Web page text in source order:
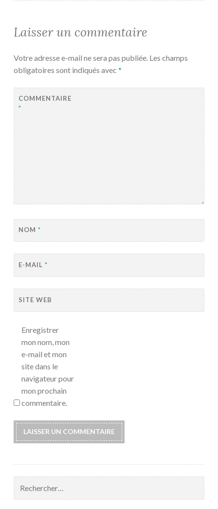
Laisser un commentaire
Votre adresse e-mail ne sera pas publiée. Les champs
obligatoires sont indiqués avec *
COMMENTAIRE
*
NOM *
E-MAIL *
SITE WEB
Enregistrer
mon nom, mon
e-mail et mon
site dans le
navigateur pour
mon prochain
commentaire.